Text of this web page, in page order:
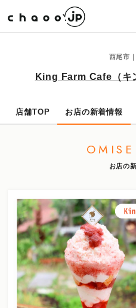
西尾市
King Farm Cafe（キ
店舗TOP お店の新着情報
お店の